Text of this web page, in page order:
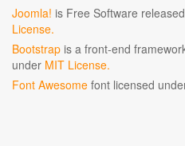
Joomla! is Free Software
License.
Bootstrap is a front-end
under MIT License.
Font Awesome font licensed